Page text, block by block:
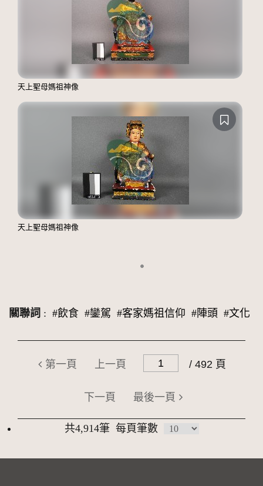
天上聖母媽祖神像
天上聖母媽祖神像
關聯詞 : #飲食 #鑾駕 #客家媽祖信仰 #陣頭 #文化
第一頁 上一頁 / 492 頁
下一頁 最後一頁
共4,914筆 每頁筆數